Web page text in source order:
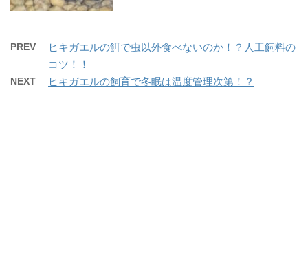
PREV
ヒキガエルの餌で虫以外食べないのか！？人工飼料の
コツ！！
NEXT ヒキガエルの飼育で冬眠は温度管理次第！？